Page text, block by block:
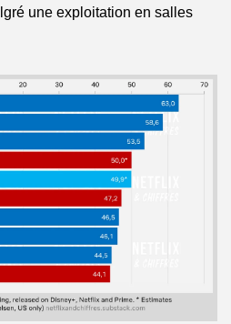
une exploitation en salles